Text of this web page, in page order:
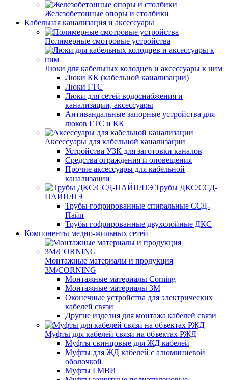
Железобетонные опоры и столбики
Кабельная канализация и аксессуары
Полимерные смотровые устройства
Люки для кабельных колодцев и аксессуары к ним
Люки КК (кабельной канализации)
Люки ГТС
Люки для сетей водоснабжения и
канализации, аксессуары
Антивандальные запорные устройства для
люков ГТС и КК
Аксессуары для кабельной канализации
Устройства УЗК для заготовки каналов
Средства ограждения и оповещения
Прочие аксессуары для кабельной
канализации
Трубы ДКС/ССД-
ПАЙП/ПЭ
Трубы гофрированные спиральные ССД-
Пайп
Трубы гофрированные двухслойные ДКС
Компоненты медно-жильных сетей
Монтажные материалы и продукция
3M/CORNING
Монтажные материалы Corning
Монтажные материалы 3M
Оконечные устройства для электрических
кабелей связи
Другие изделия для монтажа кабелей связи
Муфты для кабелей связи на объектах РЖД
Муфты свинцовые для ЖД кабелей
Муфты для ЖД кабелей с алюминиевой
оболочкой
Муфты ГМВИ